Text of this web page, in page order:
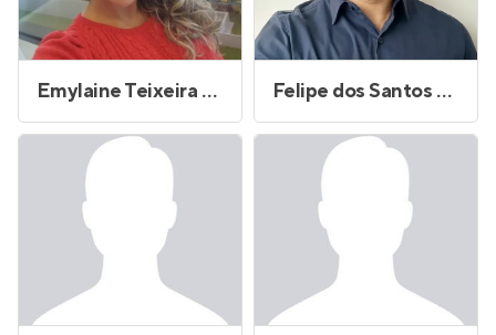
Emylaine Teixeira de Souza Felipe dos Santos Laurindo